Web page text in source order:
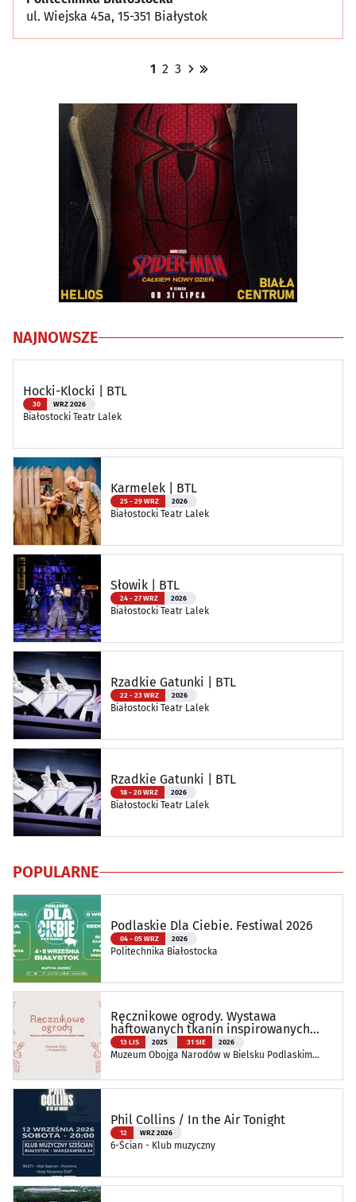
ul. Wiejska 45a, 15-351 Białystok
1 2 3
NAJNOWSZE
Hocki-Klocki | BTL
30 WRZ 2026
Białostocki Teatr Lalek
Karmelek | BTL
25 - 29 WRZ 2026
Białostocki Teatr Lalek
Słowik | BTL
24 - 27 WRZ 2026
Białostocki Teatr Lalek
Rzadkie Gatunki | BTL
22 - 23 WRZ 2026
Białostocki Teatr Lalek
Rzadkie Gatunki | BTL
18 - 20 WRZ 2026
Białostocki Teatr Lalek
POPULARNE
Podlaskie Dla Ciebie. Festiwal 2026
04 - 05 WRZ 2026
Politechnika Białostocka
Ręcznikowe ogrody. Wystawa
haftowanych tkanin inspirowanych
naturą
13 LIS 2025 31 SIE 2026
Muzeum Obojga Narodów w Bielsku Podlaskim
Phil Collins / In the Air Tonight
12 WRZ 2026
6-Ścian - Klub muzyczny